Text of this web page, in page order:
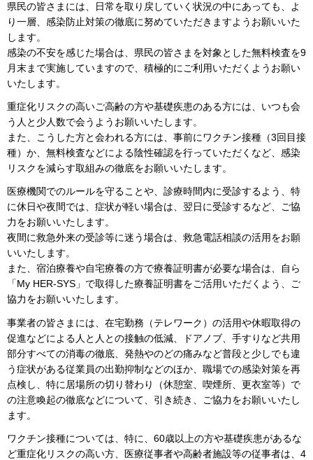
県民の皆さまには、日常を取り戻していく状況の中にあっても、よ
り一層、感染防止対策の徹底に努めていただきますようお願いいた
します。
感染の不安を感じた場合は、県民の皆さまを対象とした無料検査を9
月末まで実施していますので、積極的にご利用いただくようお願い
いたします。
重症化リスクの高いご高齢の方や基礎疾患のある方には、いつも会
う人と少人数で会うようお願いいたします。
また、こうした方と会われる方には、事前にワクチン接種（3回目接
種）か、無料検査などによる陰性確認を行っていただくなど、感染
リスクを減らす取組みの徹底をお願いいたします。
医療機関でのルールを守ることや、診療時間内に受診するよう、特
に休日や夜間では、症状が軽い場合は、翌日に受診するなど、ご協
力をお願いいたします。
夜間に救急外来の受診等に迷う場合は、救急電話相談の活用をお願
いいたします。
また、宿泊療養や自宅療養の方で療養証明書が必要な場合は、自ら
「My HER-SYS」で取得した療養証明書をご活用いただくよう、ご
協力をお願いいたします。
事業者の皆さまには、在宅勤務（テレワーク）の活用や休暇取得の
促進などによる人と人との接触の低減、ドアノブ、手すりなど共用
部分すべての消毒の徹底、発熱やのどの痛みなど普段と少しでも違
う症状がある従業員の出勤抑制などのほか、職場での感染対策を再
点検し、特に居場所の切り替わり（休憩室、喫煙所、更衣室等）で
の注意喚起の徹底などについて、引き続き、ご協力をお願いいたし
ます。
ワクチン接種については、特に、60歳以上の方や基礎疾患があるな
ど重症化リスクの高い方、医療従事者や高齢者施設等の従事者は、4